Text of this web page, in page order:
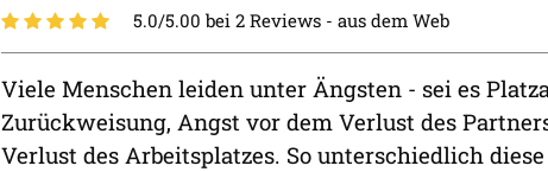
5.0/5.00 bei 2 Reviews - aus dem Web
Viele Menschen leiden unter Ängsten - sei es
Zurückweisung, Angst vor dem Verlust des
Verlust des Arbeitsplatzes. So unterschiedlich